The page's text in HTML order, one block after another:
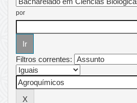
por
Filtros correntes: